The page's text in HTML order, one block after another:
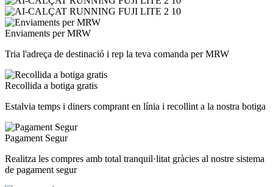
Enviaments per MRW
Tria l'adreça de destinació i rep la teva comanda per MRW
Recollida a botiga gratis
Estalvia temps i diners comprant en línia i recollint a la nostra botiga
Pagament Segur
Realitza les compres amb total tranquil·litat gràcies al nostre sistema
de pagament segur